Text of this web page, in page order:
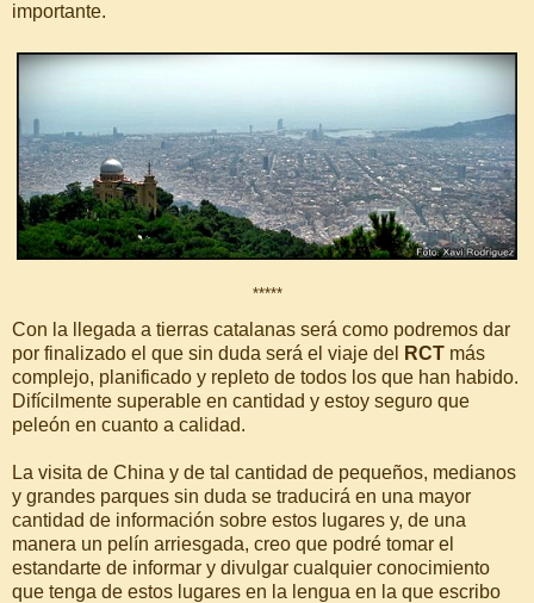
importante.
*****
Con la llegada a tierras catalanas será como podremos dar
por finalizado el que sin duda será el viaje del
RCT más
complejo, planificado y repleto de todos los que han habido.
Difícilmente superable en cantidad y estoy seguro que
peleón en cuanto a calidad.
La visita de China y de tal cantidad de pequeños, medianos
y grandes parques sin duda se traducirá en una mayor
cantidad de información sobre estos lugares y, de una
manera un pelín arriesgada, creo que podré tomar el
estandarte de informar y divulgar cualquier conocimiento
que tenga de estos lugares en la lengua en la que escribo